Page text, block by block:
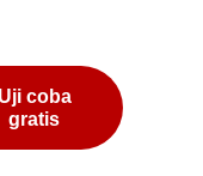
Uji coba
gratis